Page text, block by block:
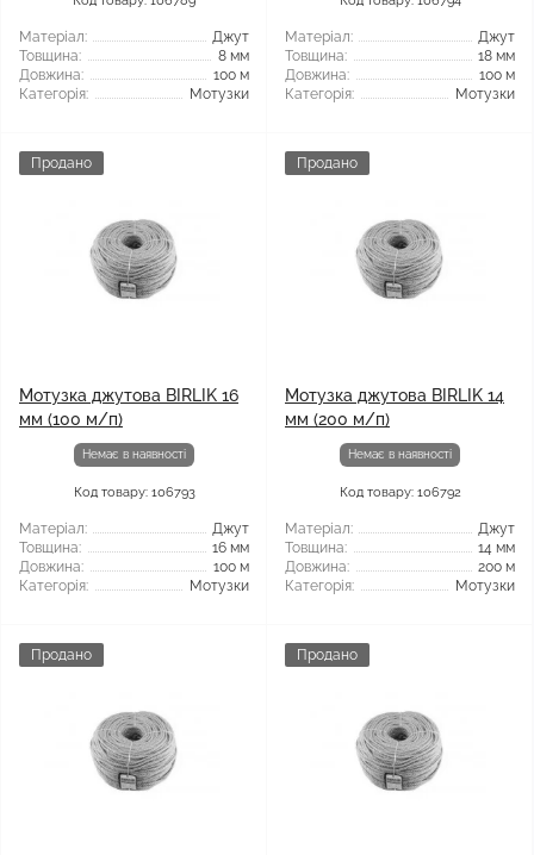
Матеріал:
Джут
Товщина:
8 мм
Довжина:
100 м
Категорія:
Мотузки
Матеріал:
Джут
Товщина:
18 мм
Довжина:
100 м
Категорія:
Мотузки
Продано
Мотузка джутова BIRLIK 16
мм (100 м/п)
Немає в наявності
Код товару: 106793
Матеріал:
Джут
Товщина:
16 мм
Довжина:
100 м
Категорія:
Мотузки
Продано
Мотузка джутова BIRLIK 14
мм (200 м/п)
Немає в наявності
Код товару: 106792
Матеріал:
Джут
Товщина:
14 мм
Довжина:
200 м
Категорія:
Мотузки
Продано Продано